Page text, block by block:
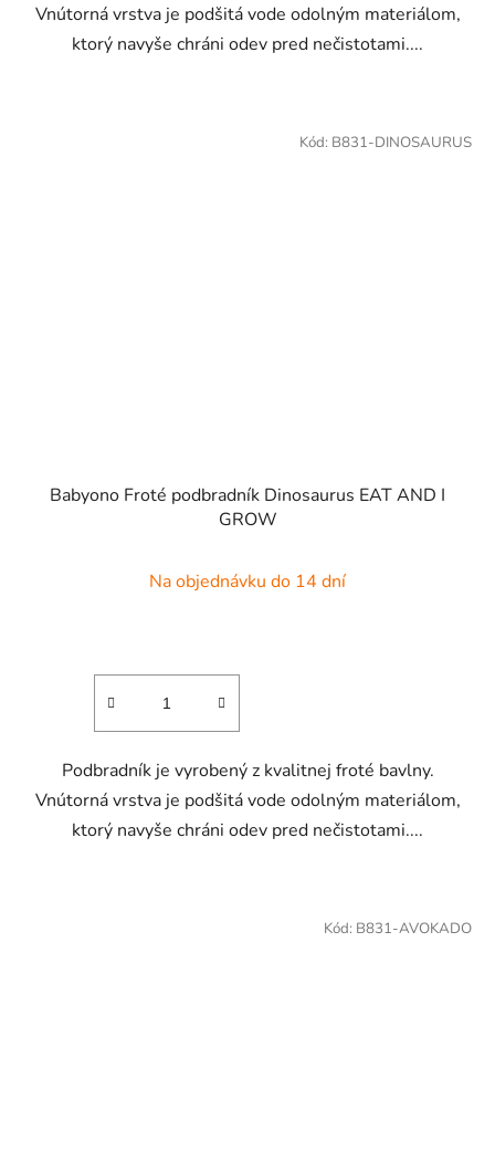
Vnútorná vrstva je podšitá vode odolným materiálom,
ktorý navyše chráni odev pred nečistotami....
Babyono Froté podbradník Dinosaurus EAT AND I
GROW
Na objednávku do 14 dní
Podbradník je vyrobený z kvalitnej froté bavlny.
Vnútorná vrstva je podšitá vode odolným materiálom,
ktorý navyše chráni odev pred nečistotami....
Kód: B831-DINOSAURUS
Kód: B831-AVOKADO